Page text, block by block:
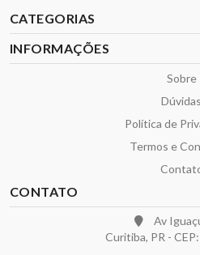
CATEGORIAS
INFORMAÇÕES
Sobre
Dúvidas
Política de
Termos e
CONTATO
Av
Curitiba, PR -